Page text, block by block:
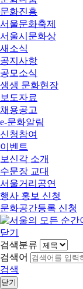
문화진흥
서울문화축제
서울시문화상
새소식
공지사항
공모소식
생생 문화현장
보도자료
채용공고
e-문화알림
신청참여
이벤트
보신각 소개
수문장 교대
서울거리공연
행사 홍보 신청
문화공간등록 신청
닫기
검색분류
검색어
검색
닫기